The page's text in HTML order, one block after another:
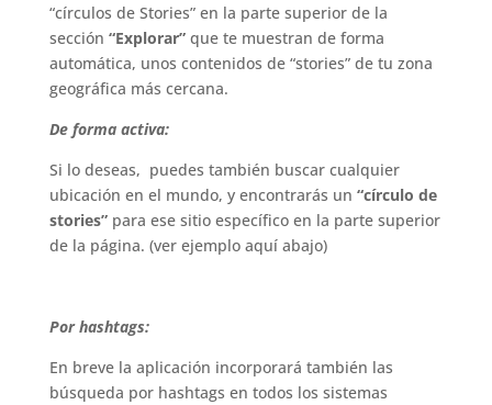
“círculos de Stories” en la parte superior de la
sección “Explorar”que te muestran de forma
automática, unos contenidos de “stories” de tu zona
geográfica más cercana.
De forma activa:
Si lo deseas, puedes también buscar cualquier
ubicación en el mundo, y encontrarás un “círculo de
stories”para ese sitio específico en la parte superior
de la página. (ver ejemplo aquí abajo)
Por hashtags:
En breve la aplicación incorporará también las
búsqueda por hashtags en todos los sistemas